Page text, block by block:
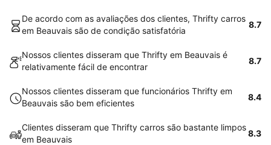
De acordo com as avaliações dos clientes, Thrifty carros
em Beauvais são de condição satisfatória
8.7
Nossos clientes disseram que Thrifty em Beauvais é
relativamente fácil de encontrar
8.7
Nossos clientes disseram que funcionários Thrifty em
Beauvais são bem eficientes
8.4
Clientes disseram que Thrifty carros são bastante limpos
em Beauvais
8.3